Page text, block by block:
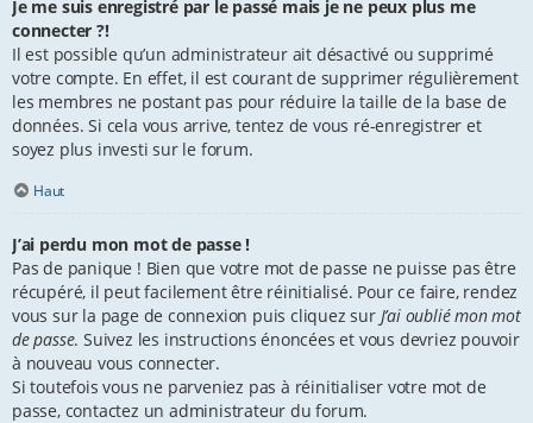
Je me suis enregistré par le passé mais je ne peux plus me
connecter ?!
Il est possible qu’un administrateur ait désactivé ou supprimé
votre compte. En effet, il est courant de supprimer régulièrement
les membres ne postant pas pour réduire la taille de la base de
données. Si cela vous arrive, tentez de vous ré-enregistrer et
soyez plus investi sur le forum.
Haut
J’ai perdu mon mot de passe !
Pas de panique ! Bien que votre mot de passe ne puisse pas être
récupéré, il peut facilement être réinitialisé. Pour ce faire, rendez
vous sur la page de connexion puis cliquez sur J’ai oublié mon mot
de passe. Suivez les instructions énoncées et vous devriez pouvoir
à nouveau vous connecter.
Si toutefois vous ne parveniez pas à réinitialiser votre mot de
passe, contactez un administrateur du forum.